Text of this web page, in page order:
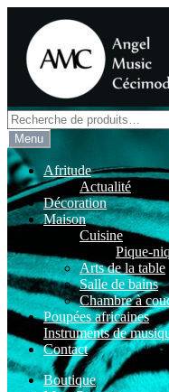
navigation
contenu
Recherche
pour :
Menu
Afritude
Actualité
Décoration
Maison
Cuisine
Pique-
Arts de la table
Salle de bains
Chambre à
Poupées africaines
Instruments de
Contact
Boutique